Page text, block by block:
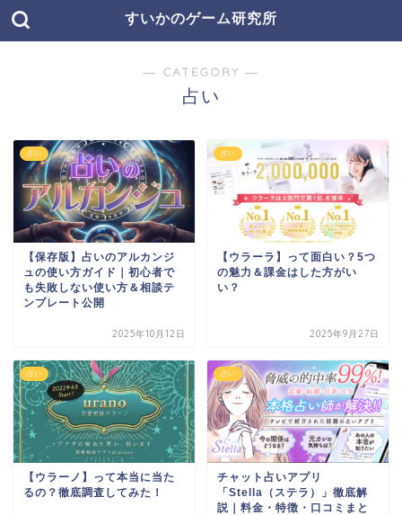
すいかのゲーム研究所
― CATEGORY ―
占い
占い
【保存版】占いのアルカンジ
ュの使い方ガイド｜初心者で
も失敗しない使い方＆相談テ
ンプレート公開
2025年10月12日
占い
【ウラーラ】って面白い？5つ
の魅力＆課金はした方がい
い？
2025年9月27日
占い
【ウラーノ】って本当に当た
るの？徹底調査してみた！
占い
チャット占いアプリ
「Stella（ステラ）」徹底解
説｜料金・特徴・口コミまと